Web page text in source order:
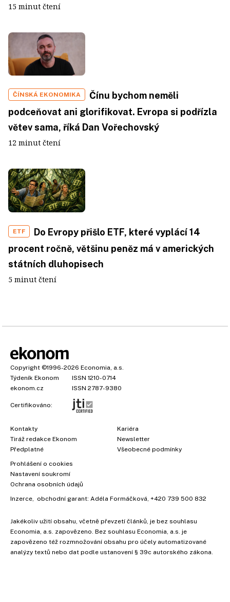
15 minut čtení
ČÍNSKÁ EKONOMIKA
Čínu bychom neměli
podceňovat ani glorifikovat. Evropa si podřízla
větev sama, říká Dan Vořechovský
12 minut čtení
ETF
Do Evropy přišlo ETF, které vyplácí 14
procent ročně, většinu peněz má v amerických
státních dluhopisech
5 minut čtení
Copyright ©1996-2026 Economia, a.s.
Týdeník Ekonom
ISSN 1210-0714
ekonom.cz
ISSN 2787-9380
Certifikováno:
Kontakty
Tiráž redakce Ekonom
Předplatné
Kariéra
Newsletter
Všeobecné podmínky
Prohlášení o cookies
Nastavení soukromí
Ochrana osobních údajů
Inzerce , obchodní garant: Adéla Formáčková +420 739 500 832
Jakékoliv užití obsahu, včetně převzetí článků, je bez souhlasu
Economia, a.s. zapovězeno. Bez souhlasu Economia, a.s. je
zapovězeno též rozmnožování obsahu pro účely automatizované
analýzy textů nebo dat podle ustanovení § 39c autorského zákona.